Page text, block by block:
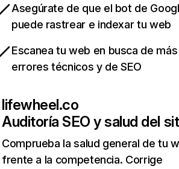
Asegúrate de que el bot de
puede rastrear e indexar tu web
Escanea tu web en busca de
errores técnicos y de SEO
lifewheel.co
Auditoría SEO y salud del
Comprueba la salud general de tu
frente a la competencia. Corrige